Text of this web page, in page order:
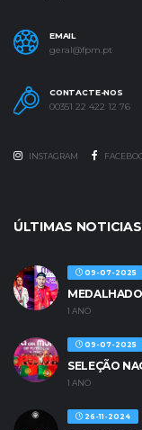
EMAIL
geral@fpm.pt
CONTACTE-NOS
00351 22 422 12 76
INSTAGRAM
ÚLTIMAS NOTICIAS
09-07-2025
1 ANO
09-07-2025
SELEÇÃO
1 ANO
26-11-2024